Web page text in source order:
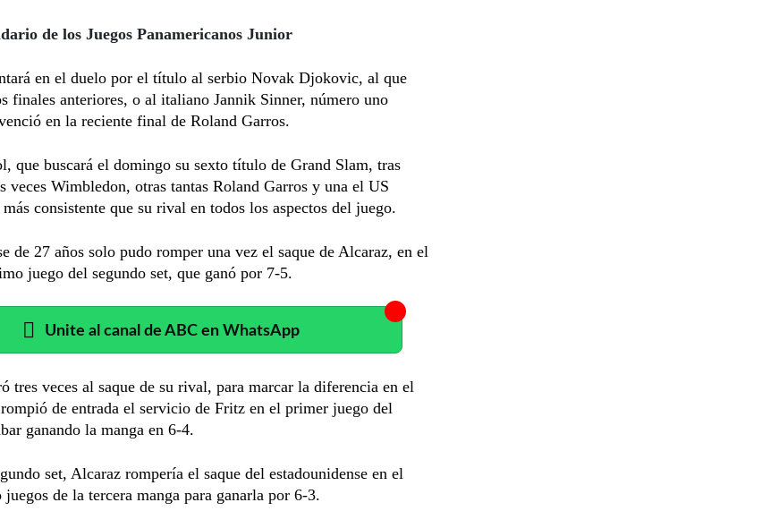
de los Juegos Panamericanos Junior
en el duelo por el título al serbio Novak Djokovic, al que
finales anteriores, o al italiano Jannik Sinner, número uno
en la reciente final de Roland Garros.
que buscará el domingo su sexto título de Grand Slam, tras
veces Wimbledon, otras tantas Roland Garros y una el US
consistente que su rival en todos los aspectos del juego.
de 27 años solo pudo romper una vez el saque de Alcaraz, en el
juego del segundo set, que ganó por 7-5.
Unite al canal de ABC en WhatsApp
tres veces al saque de su rival, para marcar la diferencia en el
de entrada el servicio de Fritz en el primer juego del
ganando la manga en 6-4.
set, Alcaraz rompería el saque del estadounidense en el
de la tercera manga para ganarla por 6-3.